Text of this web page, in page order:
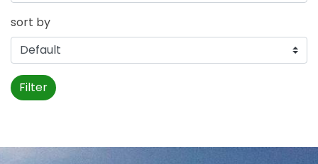
sort by
Filter